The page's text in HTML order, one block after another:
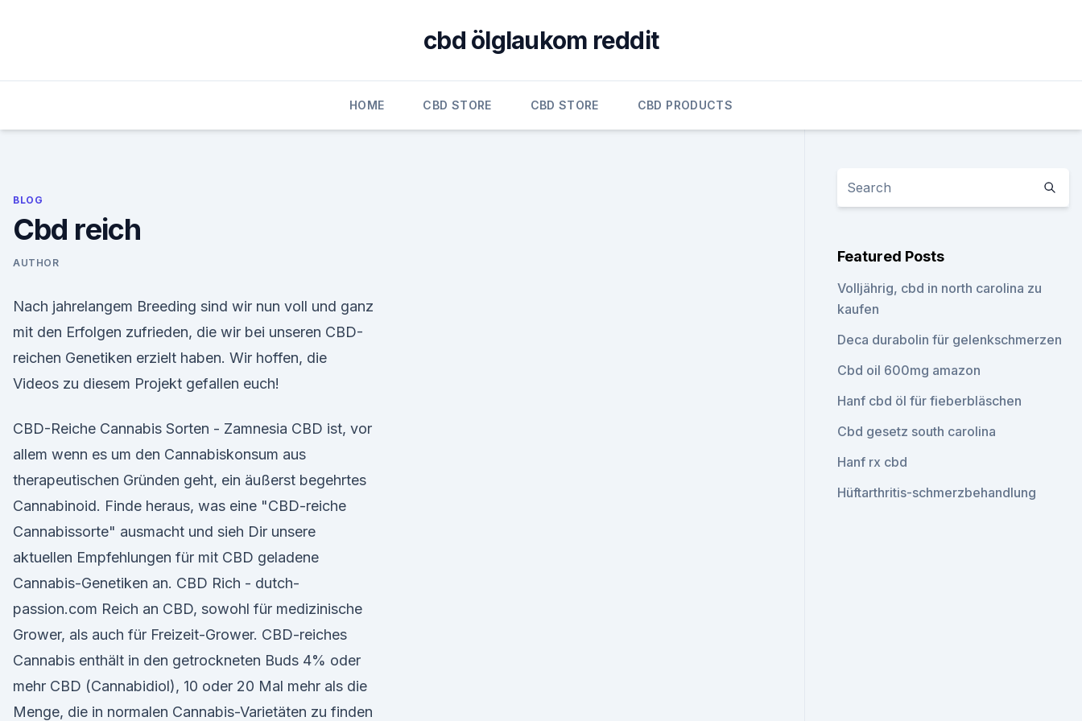
cbd ölglaukom reddit
HOME CBD STORE CBD STORE CBD PRODUCTS
BLOG
Cbd reich
AUTHOR
Nach jahrelangem Breeding sind wir nun voll und ganz
mit den Erfolgen zufrieden, die wir bei unseren CBD-
reichen Genetiken erzielt haben. Wir hoffen, die
Videos zu diesem Projekt gefallen euch!
CBD-Reiche Cannabis Sorten - Zamnesia CBD ist, vor
allem wenn es um den Cannabiskonsum aus
therapeutischen Gründen geht, ein äußerst begehrtes
Cannabinoid. Finde heraus, was eine "CBD-reiche
Cannabissorte" ausmacht und sieh Dir unsere
aktuellen Empfehlungen für mit CBD geladene
Cannabis-Genetiken an. CBD Rich - dutch-
passion.com Reich an CBD, sowohl für medizinische
Grower, als auch für Freizeit-Grower. CBD-reiches
Cannabis enthält in den getrockneten Buds 4% oder
mehr CBD (Cannabidiol), 10 oder 20 Mal mehr als die
Menge, die in normalen Cannabis-Varietäten zu finden
Featured Posts
Volljährig, cbd in north carolina zu
kaufen
Deca durabolin für gelenkschmerzen
Cbd oil 600mg amazon
Hanf cbd öl für fieberbläschen
Cbd gesetz south carolina
Hanf rx cbd
Hüftarthritis-schmerzbehandlung